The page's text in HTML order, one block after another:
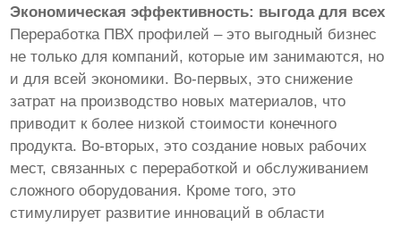
Экономическая эффективность: выгода для всех
Переработка ПВХ профилей – это выгодный бизнес
не только для компаний, которые им занимаются, но
и для всей экономики. Во-первых, это снижение
затрат на производство новых материалов, что
приводит к более низкой стоимости конечного
продукта. Во-вторых, это создание новых рабочих
мест, связанных с переработкой и обслуживанием
сложного оборудования. Кроме того, это
стимулирует развитие инноваций в области